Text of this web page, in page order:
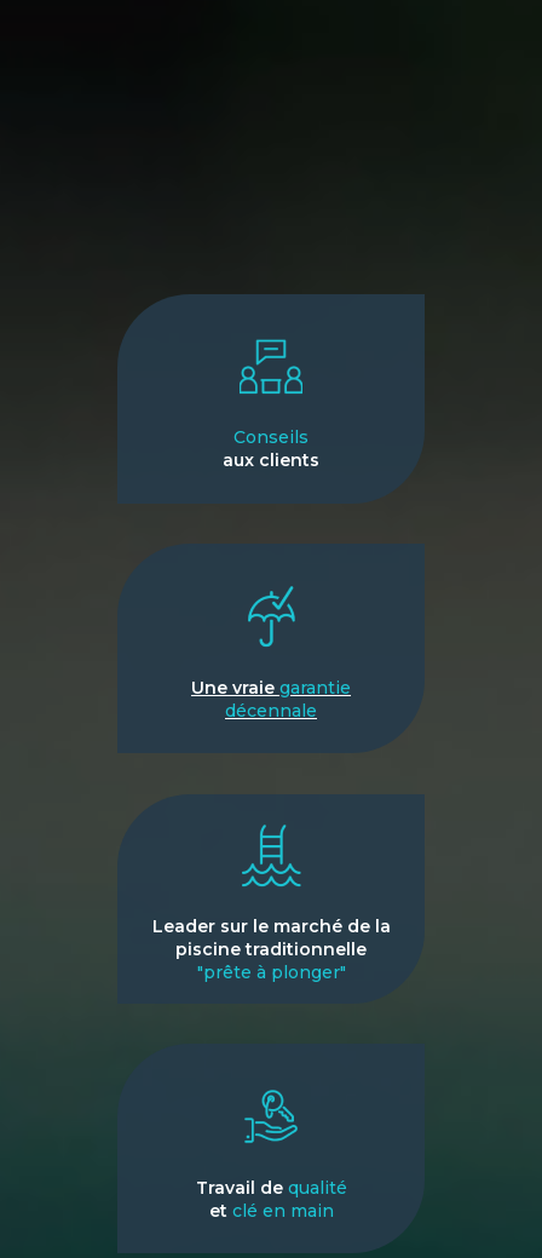
Conseils
aux clients
Une vraie garantie
décennale
Leader sur le marché de la
piscine traditionnelle
"prête à plonger"
Travail de qualité
et clé en main